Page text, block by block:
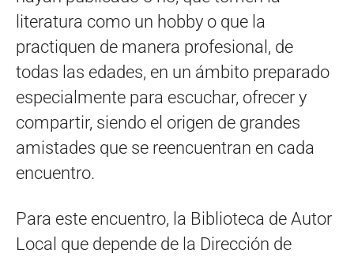
literatura como un hobby o que la
practiquen de manera profesional, de
todas las edades, en un ámbito preparado
especialmente para escuchar, ofrecer y
compartir, siendo el origen de grandes
amistades que se reencuentran en cada
encuentro.
Para este encuentro, la Biblioteca de Autor
Local que depende de la Dirección de